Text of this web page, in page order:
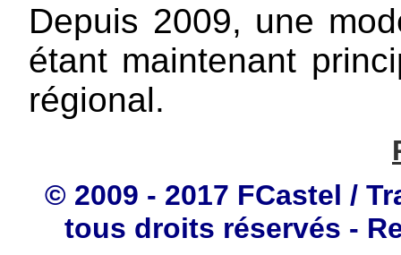
Depuis 2009, une
étant maintenant
régional.
© 2009 - 2017 FCastel /
tous droits réservés -